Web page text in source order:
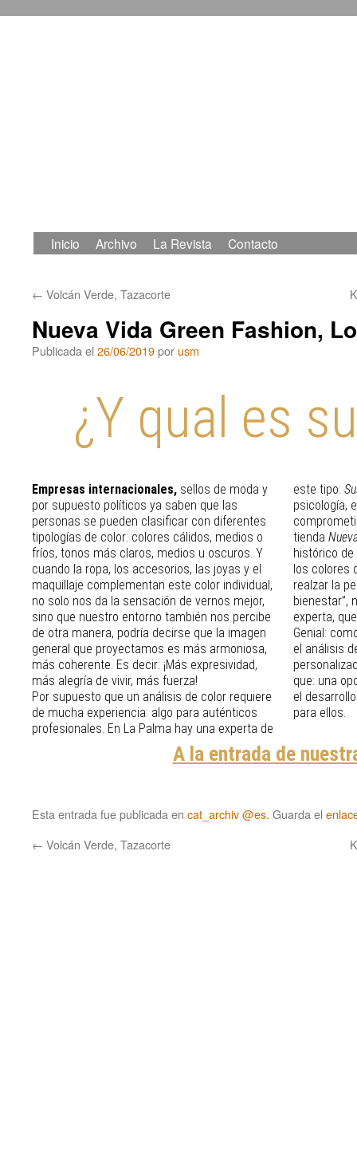
Saltar
Inicio Archivo La Revista Contacto
← Volcán Verde, Tazacorte
Nueva Vida Green Fashion,
Publicada el 26/06/2019por usm
¿Y qual es
Empresas internacionales, sellos de moda y
por supuesto políticos ya saben que las
personas se pueden clasificar con diferentes
tipologías de color: colores cálidos, medios o
fríos, tonos más claros, medios u oscuros. Y
cuando la ropa, los accesorios, las joyas y el
maquillaje complementan este color individual,
no solo nos da la sensación de vernos mejor,
sino que nuestro entorno también nos percibe
de otra manera, podría decirse que la imagen
general que proyectamos es más armoniosa,
más coherente. Es decir: ¡Más expresividad,
más alegría de vivir, más fuerza!
Por supuesto que un análisis de color requiere
de mucha experiencia: algo para auténticos
profesionales. En La Palma hay una experta de
este tipo:
psicología,
tienda
histórico de
los colores
realzar la
bienestar”,
experta,
Genial:
el análisis
que: una
el
para ellos.
A la entrada de
Esta entrada fue publicada en cat_archiv @es. Guarda el
← Volcán Verde, Tazacorte